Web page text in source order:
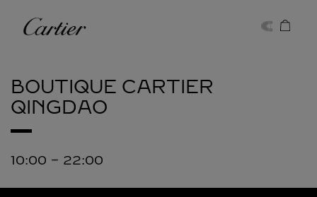
Cartier
BOUTIQUE CARTIER
QINGDAO
10:00 - 22:00